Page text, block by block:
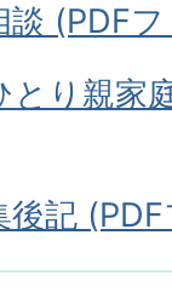
談 (PDF
とり親家
後記